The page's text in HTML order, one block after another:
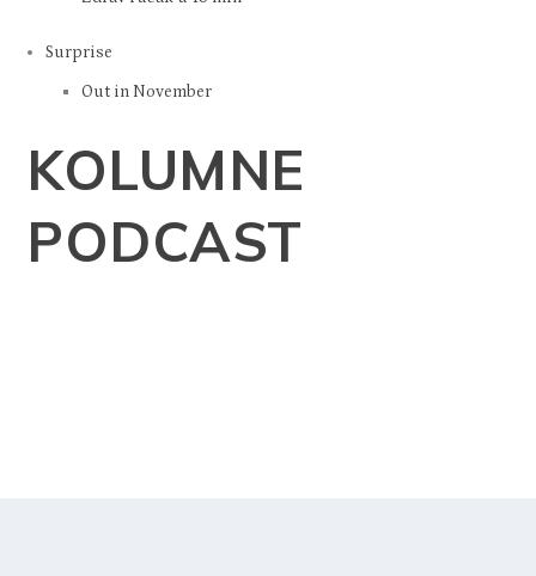
Surprise
Out in November
KOLUMNE
PODCAST